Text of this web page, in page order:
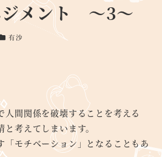
ジメント ～3～
テゴリー
有沙
人間関係を破壊することを考える
考えてしまいます。
「モチベーション」となることもあ